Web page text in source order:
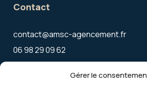
Gérer le
Contact
contact@amsc-agencement.fr
06 98 29 09 62
27 allée du Château du Ter